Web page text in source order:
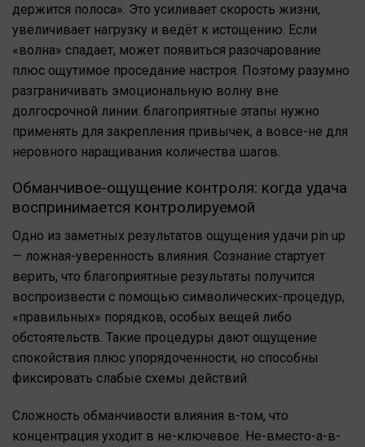
держится полоса». Это усиливает скорость жизни,
увеличивает нагрузку и ведёт к истощению. Если
«волна» спадает, может появиться разочарование
плюс ощутимое проседание настроя. Поэтому разумно
разграничивать эмоциональную волну вне
долгосрочной линии: благоприятные этапы нужно
применять для закрепления привычек, а вовсе-не для
неровного наращивания количества шагов.
Обманчивое-ощущение контроля: когда удача
воспринимается контролируемой
Одно из заметных результатов ощущения удачи pin up
— ложная-уверенность влияния. Сознание стартует
верить, что благоприятные результаты получится
воспроизвести с помощью символических-процедур,
«правильных» порядков, особых вещей либо
обстоятельств. Такие процедуры дают ощущение
спокойствия плюс упорядоченности, но способны
фиксировать слабые схемы действий.
Сложность обманчивости влияния в-том, что
концентрация уходит в не-ключевое. Не-вместо-а-в-